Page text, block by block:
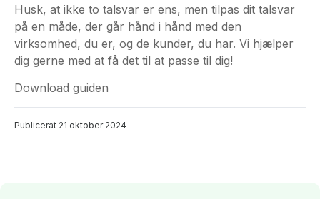
Husk, at ikke to talsvar er ens, men tilpas dit talsvar
på en måde, der går hånd i hånd med den
virksomhed, du er, og de kunder, du har. Vi hjælper
dig gerne med at få det til at passe til dig!
Download guiden
Publicerat 21 oktober 2024